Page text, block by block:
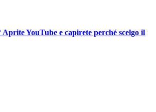
YouTube e capirete perché scelgo il